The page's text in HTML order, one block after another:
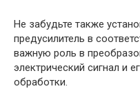
Не забудьте также
предусилитель в
важную роль в
электрический сигнал и
обработки.